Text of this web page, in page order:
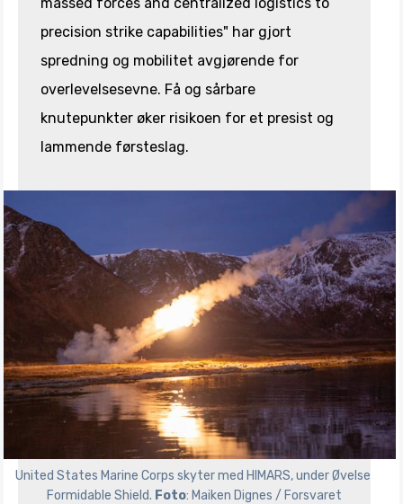
precision strike capabilities" har gjort
spredning og mobilitet avgjørende for
overlevelsesevne. Få og sårbare
knutepunkter øker risikoen for et presist og
lammende førsteslag.
United States Marine Corps skyter med HIMARS, under Øvelse
Formidable Shield. Foto: Maiken Dignes / Forsvaret